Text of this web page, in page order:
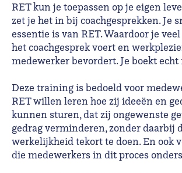
RET kun je toepassen op je eigen
zet je het in bij coachgesprekken. Je
essentie is van RET. Waardoor je
het coachgesprek voert en
medewerker bevordert. Je boekt echt
Deze training is bedoeld voor
RET willen leren hoe zij ideeën en
kunnen sturen, dat zij ongewenste
gedrag verminderen, zonder daarbij
werkelijkheid tekort te doen. En ook
die medewerkers in dit proces